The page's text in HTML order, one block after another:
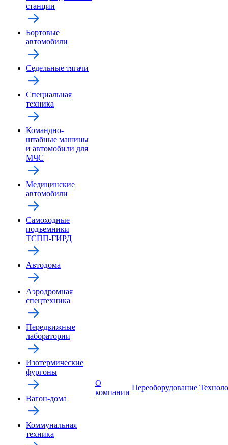
станции
Бортовые
автомобили
Седельные тягачи
Специальная
техника
Командно-
штабные машины
и автомобили для
МЧС
Медицинские
автомобили
Самоходные
подъемники
ТСПП-ГИРД
Автодома
Аэродромная
спецтехника
Передвижные
лаборатории
Изотермические
фургоны
Вагон-дома
Коммунальная
техника
О
компании
Переоборудование